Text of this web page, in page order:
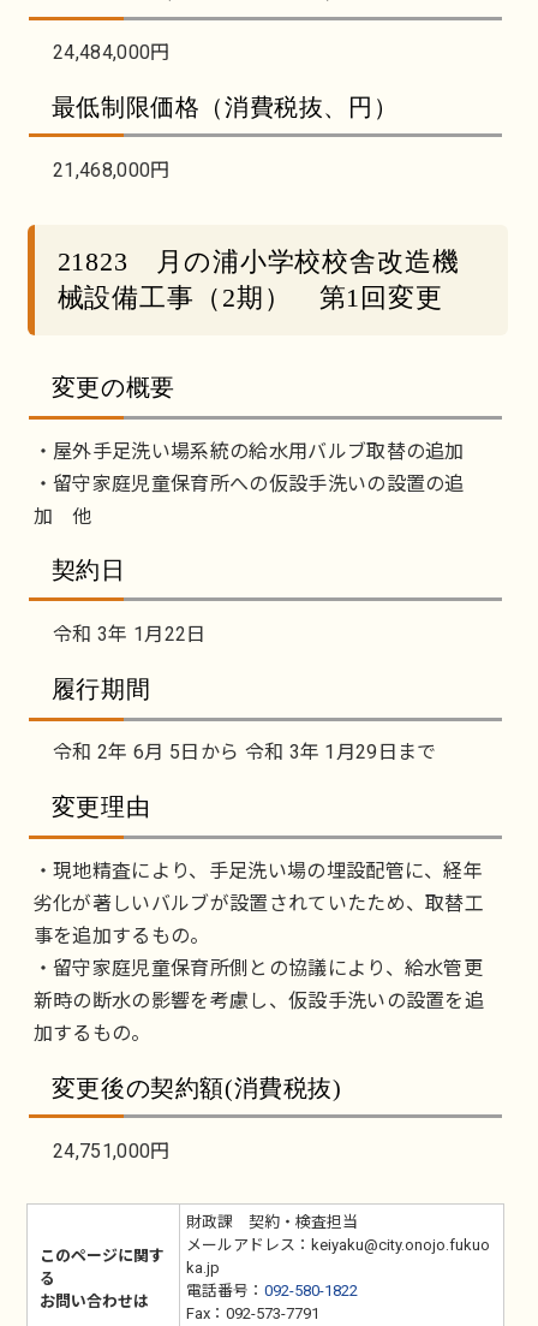
24,484,000円
最低制限価格（消費税抜、円）
21,468,000円
21823 月の浦小学校校舎改造機
械設備工事（2期） 第1回変更
変更の概要
・屋外手足洗い場系統の給水用バルブ取替の追加
・留守家庭児童保育所への仮設手洗いの設置の追
加 他
契約日
令和 3年 1月22日
履行期間
令和 2年 6月 5日から 令和 3年 1月29日まで
変更理由
・現地精査により、手足洗い場の埋設配管に、経年
劣化が著しいバルブが設置されていたため、取替工
事を追加するもの。
・留守家庭児童保育所側との協議により、給水管更
新時の断水の影響を考慮し、仮設手洗いの設置を追
加するもの。
変更後の契約額(消費税抜)
24,751,000円
このページに関す
る
お問い合わせは
財政課 契約・検査担当
メールアドレス：keiyaku@city.onojo.fukuo
ka.jp
電話番号： 092-580-1822
Fax：092-573-7791